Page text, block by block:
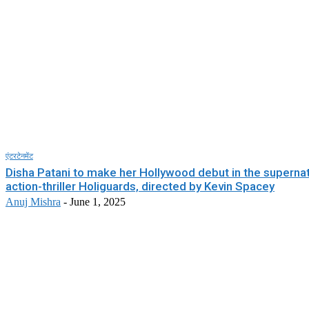
एंटरटेनमेंट
Disha Patani to make her Hollywood debut in the
action-thriller Holiguards, directed by Kevin Spacey
Anuj Mishra - June 1, 2025